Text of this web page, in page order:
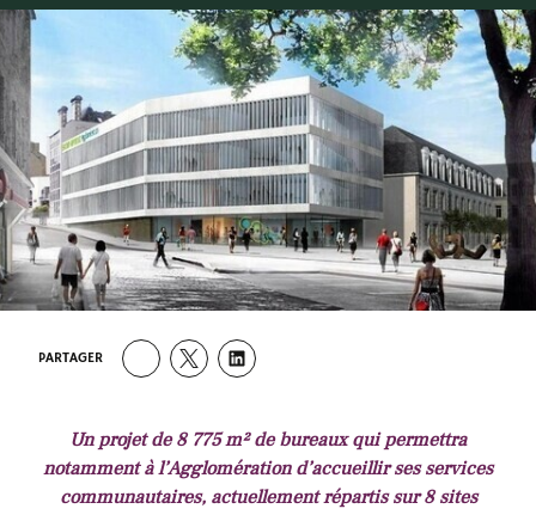
PARTAGER
Un projet de 8 775 m² de bureaux qui permettra
notamment à l’Agglomération d’accueillir ses services
communautaires, actuellement répartis sur 8 sites